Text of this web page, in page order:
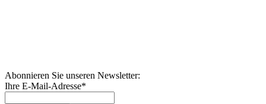
Abonnieren Sie unseren Newsletter:
Ihre E-Mail-Adresse*